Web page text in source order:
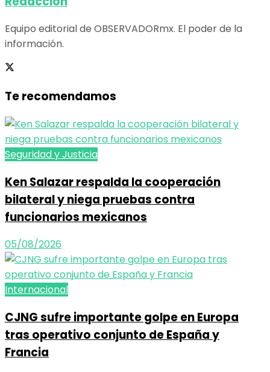
Equipo editorial de OBSERVADORmx. El poder de la
información.
Te recomendamos
Seguridad y Justicia
Ken Salazar respalda la cooperación
bilateral y niega pruebas contra
funcionarios mexicanos
05/08/2026
Internacional
CJNG sufre importante golpe en Europa
tras operativo conjunto de España y
Francia